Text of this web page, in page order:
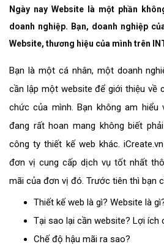
Ngày nay Website là một phần
doanh nghiệp. Bạn, doanh nghiệp
Website, thương hiệu của mình trên
Bạn là một cá nhân, một doanh
cần lập một website để giới thiệu về
chức của mình. Bạn không am hiểu
đang rất hoan mang không biết
công ty thiết kế web khác.
đơn vị cung cấp dịch vụ tốt nhất
mãi của đơn vị đó. Trước tiên thì bạn
Thiết kế web là gì? Website là
Tại sao lại cần website? Lợi ích
Chế độ hậu mãi ra sao?